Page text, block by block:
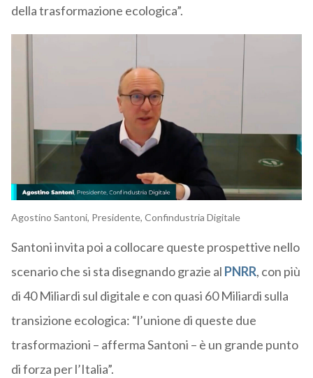
della trasformazione ecologica”.
Agostino Santoni, Presidente, Confindustria Digitale
Santoni invita poi a collocare queste prospettive nello
scenario che si sta disegnando grazie al PNRR, con più
di 40 Miliardi sul digitale e con quasi 60 Miliardi sulla
transizione ecologica: “l’unione di queste due
trasformazioni – afferma Santoni – è un grande punto
di forza per l’Italia”.